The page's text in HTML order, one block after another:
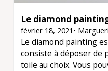
Le diamond
février 18, 2021 •
Le diamond painting
consiste à déposer de
toile au choix. Vous